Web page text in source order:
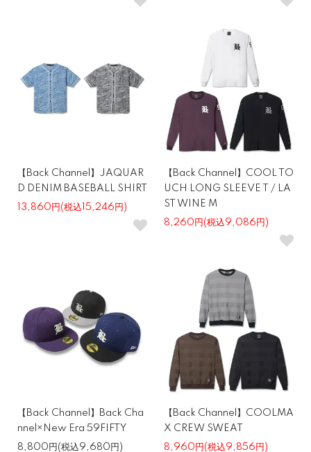
【Back Channel】JAQUAR
D DENIM BASEBALL SHIRT
13,860円(税込15,246円)
【Back Channel】COOL TO
UCH LONG SLEEVE T / LA
ST WINE M
8,260円(税込9,086円)
【Back Channel】Back Cha
nnel×New Era 59FIFTY
8,800円(税込9,680円)
【Back Channel】COOLMA
X CREW SWEAT
8,960円(税込9,856円)